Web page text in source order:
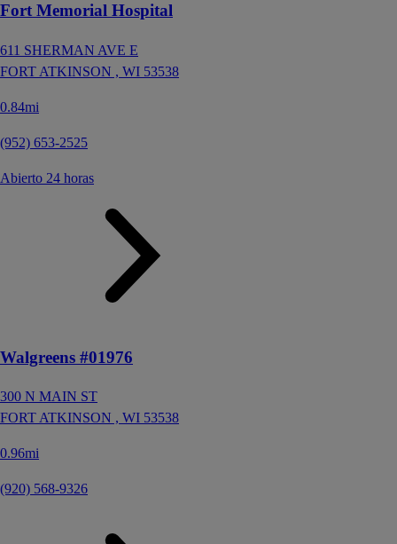
Fort Memorial Hospital
611 SHERMAN AVE E
FORT ATKINSON , WI 53538
0.84mi
(952) 653-2525
Abierto 24 horas
Walgreens #01976
300 N MAIN ST
FORT ATKINSON , WI 53538
0.96mi
(920) 568-9326